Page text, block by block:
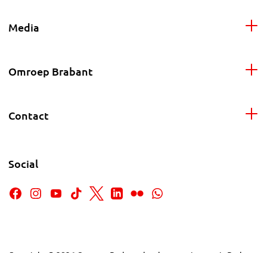
Media
Omroep Brabant
Contact
Social